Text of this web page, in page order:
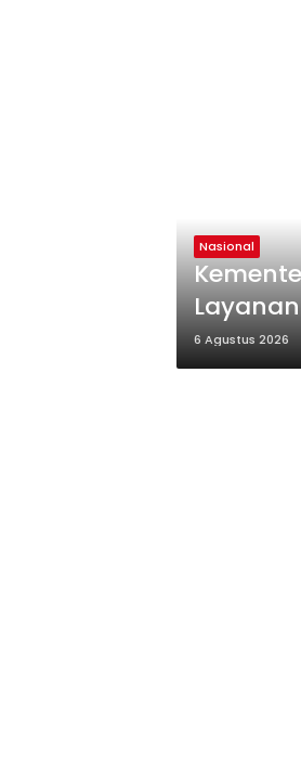
Nasional
6 Agustus 2026